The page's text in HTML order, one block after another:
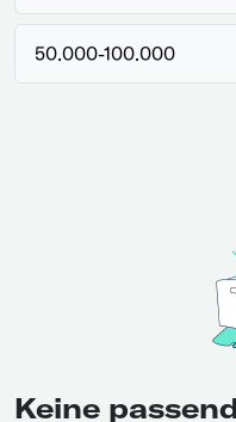
50.000-100.000
Keine